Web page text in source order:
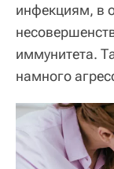
инфекциям, в
иммунитета.
намного